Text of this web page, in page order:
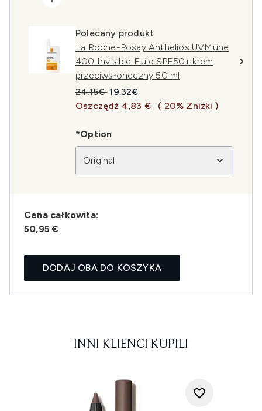
Polecany produkt
La Roche-Posay Anthelios UVMune
400 Invisible Fluid SPF50+ krem
przeciwsłoneczny 50 ml
Sugerowana cena detaliczna:
24.15€Aktualna cena:
19.32€
Oszczędź 4,83 €
( 20% Zniżki )
*Option
Original
Cena całkowita:
50,95 €
DODAJ OBA DO KOSZYKA
INNI KLIENCI KUPILI